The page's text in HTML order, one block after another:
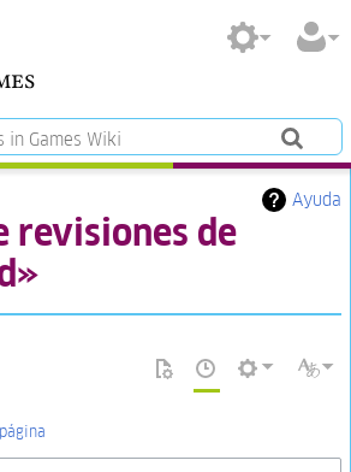
Ayuda
revisiones de